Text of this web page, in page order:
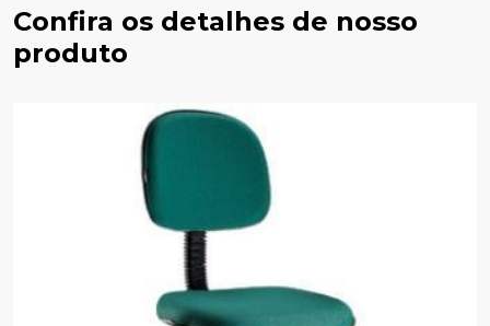
Confira os detalhes de nosso
produto